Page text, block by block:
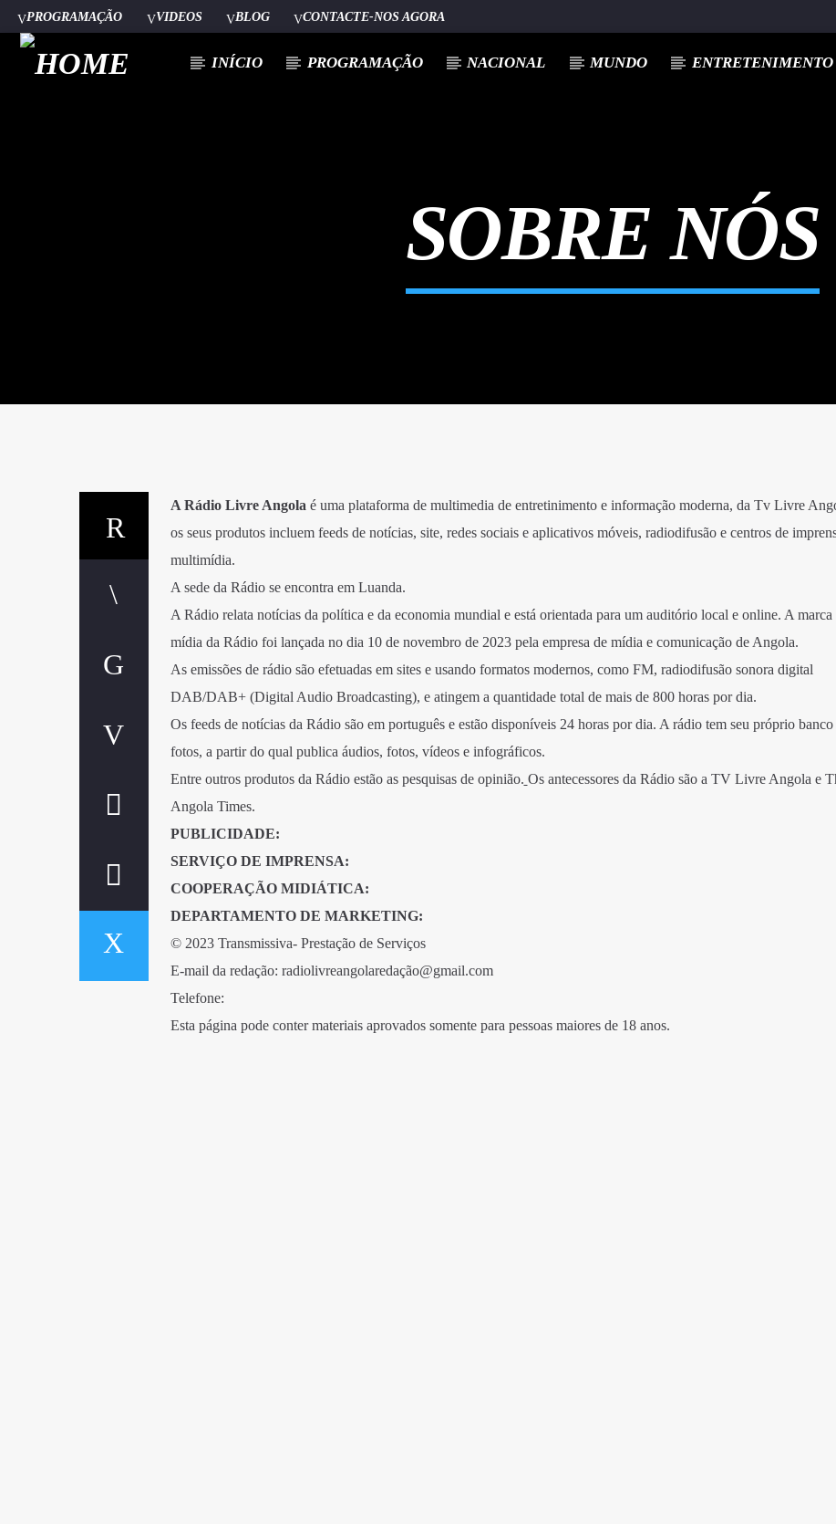
PROGRAMAÇÃO VIDEOS BLOG CONTACTE-NOS AGORA
INÍCIO PROGRAMAÇÃO NACIONAL MUNDO ENTRETENIMENTO
SOBRE NÓS
A Rádio Livre Angola é uma plataforma de multimedia de entretinimento e informação moderna, da Tv Livre
os seus produtos incluem feeds de notícias, site, redes sociais e aplicativos móveis, radiodifusão e centros de
multimídia.
A sede da Rádio se encontra em Luanda.
A Rádio relata notícias da política e da economia mundial e está orientada para um auditório local e online. A marca
mídia da Rádio foi lançada no dia 10 de novembro de 2023 pela empresa de mídia e comunicação de Angola.
As emissões de rádio são efetuadas em sites e usando formatos modernos, como FM, radiodifusão sonora digital
DAB/DAB+ (Digital Audio Broadcasting), e atingem a quantidade total de mais de 800 horas por dia.
Os feeds de notícias da Rádio são em português e estão disponíveis 24 horas por dia. A rádio tem seu próprio banco
fotos, a partir do qual publica áudios, fotos, vídeos e infográficos.
Entre outros produtos da Rádio estão as pesquisas de opinião. Os antecessores da Rádio são a TV Livre Angola e
Angola Times.
PUBLICIDADE:
SERVIÇO DE IMPRENSA:
COOPERAÇÃO MIDIÁTICA:
DEPARTAMENTO DE MARKETING:
© 2023 Transmissiva- Prestação de Serviços
E-mail da redação: radiolivreangolaredação@gmail.com
Telefone:
Esta página pode conter materiais aprovados somente para pessoas maiores de 18 anos.